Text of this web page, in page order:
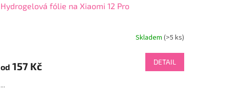
Hydrogelová fólie na Xiaomi 12 Pro
Skladem (>5 ks)
od 157 Kč DETAIL
...